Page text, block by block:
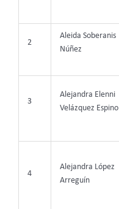
2
Aleida Soberanis
Núñez
3
Alejandra Elenni
Velázquez Espino
4
Alejandra López
Arreguín